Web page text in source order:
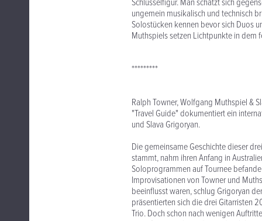
Schlüsselfigur. Man schätzt sich
ungemein musikalisch und technisch
Solostücken kennen bevor sich Duos
Muthspiels setzen Lichtpunkte in dem
*********
Ralph Towner, Wolfgang Muthspiel &
"Travel Guide" dokumentiert ein
und Slava Grigoryan.
Die gemeinsame Geschichte dieser
stammt, nahm ihren Anfang in
Soloprogrammen auf Tournee
Improvisationen von Towner und
beeinflusst waren, schlug Grigoryan
präsentierten sich die drei Gitarristen
Trio. Doch schon nach wenigen